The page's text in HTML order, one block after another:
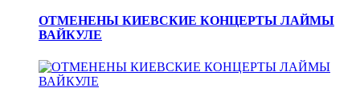
ОТМЕНЕНЫ КИЕВСКИЕ КОНЦЕРТЫ ЛАЙМЫ
ВАЙКУЛЕ